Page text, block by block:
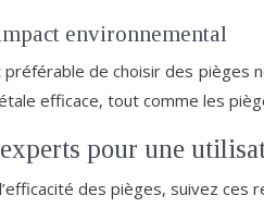
environnemental
préférable de choisir des pièges
efficace, tout comme les
pour une
des pièges, suivez ces